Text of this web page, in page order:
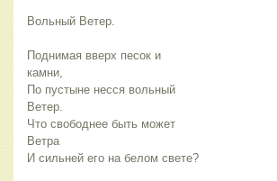
Вольный Ветер.
Поднимая вверх песок и
камни,
По пустыне несся вольный
Ветер.
Что свободнее быть может
Ветра
И сильней его на белом свете?